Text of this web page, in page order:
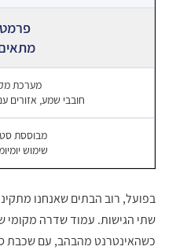
חובבי שמע, אזורים
שימוש
בפועל, רוב הבתים שאנחנו
שתי הגישות. עמוד שדרה מקומי
כשהאינטרנט מהבהב, עם שכבת